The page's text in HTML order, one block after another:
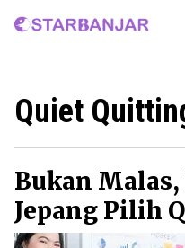
Home
Quiet
Bukan
Jepang Pilih